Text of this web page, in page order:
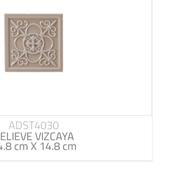
ADST4030
VIZCAYA
cm X 14.8 cm